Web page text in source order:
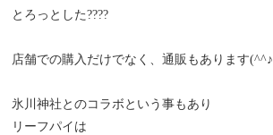
とろっとした????
店舗での購入だけでなく、通販もあります(^^♪
氷川神社とのコラボという事もあり
リーフパイは